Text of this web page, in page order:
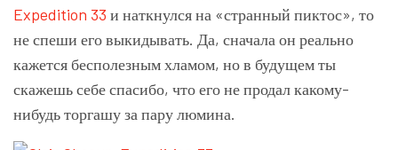
Expedition 33 и наткнулся на «странный пиктос», то
не спеши его выкидывать. Да, сначала он реально
кажется бесполезным хламом, но в будущем ты
скажешь себе спасибо, что его не продал какому-
нибудь торгашу за пару люмина.